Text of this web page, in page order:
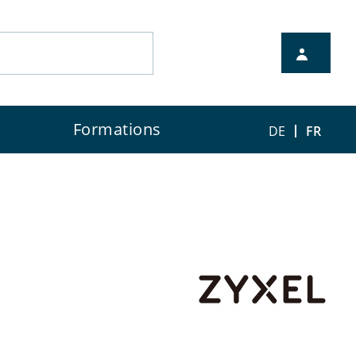
Formations DE FR
votre disposition pour la